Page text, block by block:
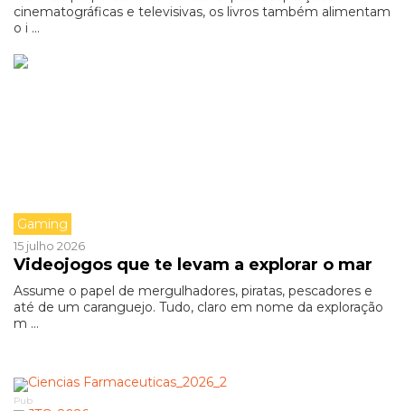
cinematográficas e televisivas, os livros também alimentam
o i ...
Gaming
15 julho 2026
Videojogos que te levam a explorar o mar
Assume o papel de mergulhadores, piratas, pescadores e
até de um caranguejo. Tudo, claro em nome da exploração
m ...
Pub